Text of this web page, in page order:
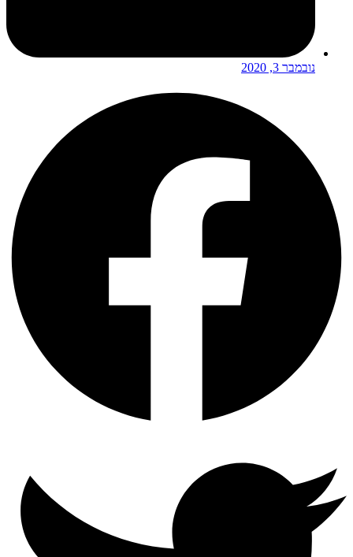
נובמבר 3, 2020